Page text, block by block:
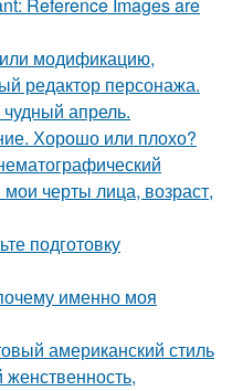
Reference Images are
модификацию,
редактор персонажа.
апрель.
Хорошо или плохо?
черты лица, возраст,
подготовку
именно моя
американский стиль